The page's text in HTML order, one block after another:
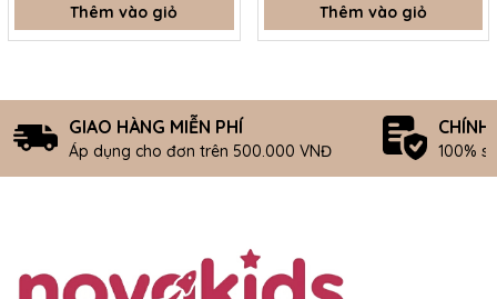
Thêm vào giỏ Thêm vào giỏ
GIAO HÀNG MIỄN PHÍ
Áp dụng cho đơn trên 500.000 VNĐ
CHÍNH
100%